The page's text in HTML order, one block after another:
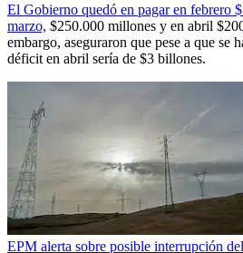
El Gobierno quedó en pagar en febrero
marzo, $250.000 millones y en abril
embargo, aseguraron que pese a que se
déficit en abril sería de $3 billones.
EPM alerta sobre posible interrupción